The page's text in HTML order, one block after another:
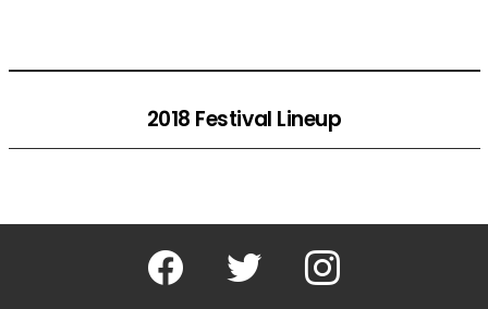
2018 Festival Lineup
Facebook Twitter Instagram